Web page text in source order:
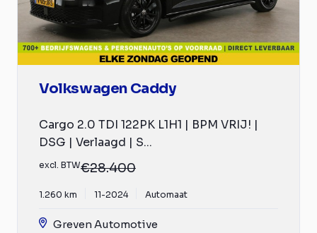
Volkswagen Caddy
Cargo 2.0 TDI 122PK L1H1 | BPM VRIJ! |
DSG | Verlaagd | S...
excl. BTW€28.400
1.260 km 11-2024 Automaat
Greven Automotive